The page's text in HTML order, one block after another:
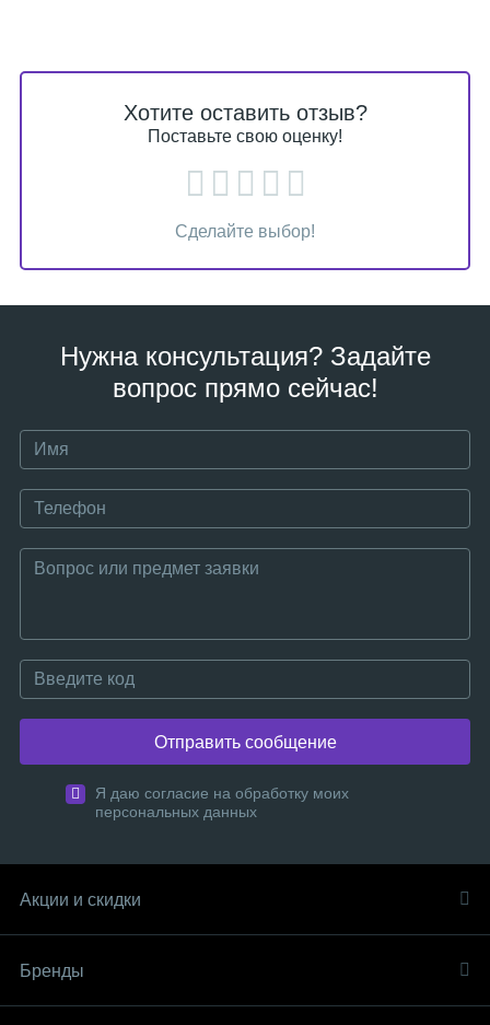
Хотите оставить отзыв?
Поставьте свою оценку!
Сделайте выбор!
Нужна консультация? Задайте
вопрос прямо сейчас!
Отправить сообщение
Я даю согласие на обработку моих
персональных данных
Акции и скидки
Бренды